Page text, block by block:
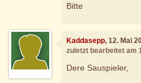
Bitte
Kaddasepp, 12. Mai
zuletzt bearbeitet am
Dere Sauspieler,